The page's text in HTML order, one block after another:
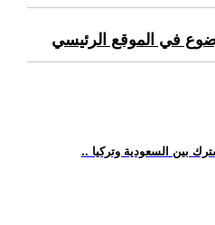
في الموقع الرئيسي
بين السعودية وتركيا